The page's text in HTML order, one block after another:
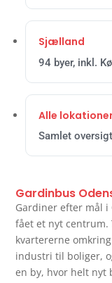
Sjælland
94 byer, inkl.
Alle
Samlet
Gardinbus
Gardiner efter mål i
fået et nyt centrum.
kvartererne
industri til boliger,
en by, hvor helt nyt